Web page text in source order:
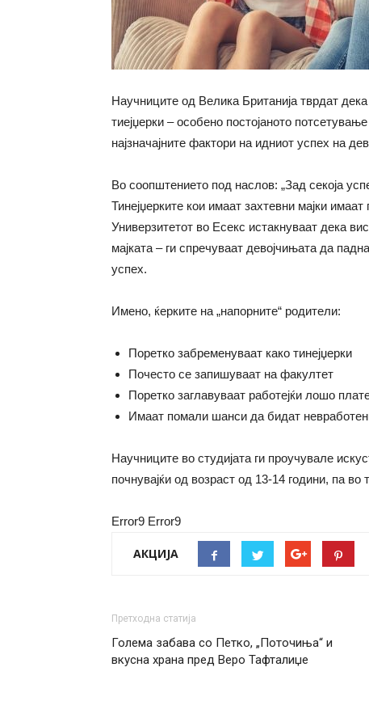
Научниците од Велика Британија тврдат
тиејџерки – особено постојаното
најзначајните фактори на идниот успех на
Во соопштението под наслов: „Зад секоја
Тинејџерките кои имаат захтевни мајки
Универзитетот во Есекс истакнуваат дека
мајката – ги спречуваат девојчињата да
успех.
Имено, ќерките на „напорните“ родители:
Поретко забременуваат како тинејџерки
Почесто се запишуваат на факултет
Поретко заглавуваат работејќи лошо
Имаат помали шанси да бидат
Научниците во студијата ги проучувале
почнувајќи од возраст од 13-14 години, па во
Error9 Error9
АКЦИЈА
Претходна статија
Голема забава со Петко, „Поточиња“ и
вкусна храна пред Веро Тафталиџе